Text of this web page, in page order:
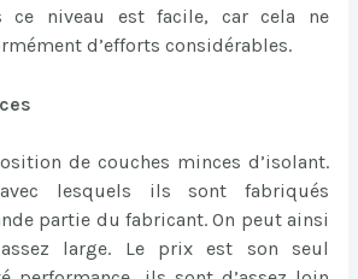
ce niveau est facile, car cela ne
d’efforts considérables.
de couches minces d’isolant.
lesquels ils sont fabriqués
partie du fabricant. On peut ainsi
large. Le prix est son seul